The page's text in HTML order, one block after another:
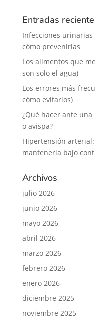
Entradas
Infecciones
cómo prevenirlas
Los alimentos que
son solo el agua)
Los errores más
cómo evitarlos)
¿Qué hacer ante
o avispa?
Hipertensión
mantenerla bajo
Archivos
julio 2026
junio 2026
mayo 2026
abril 2026
marzo 2026
febrero 2026
enero 2026
diciembre 2025
noviembre 2025